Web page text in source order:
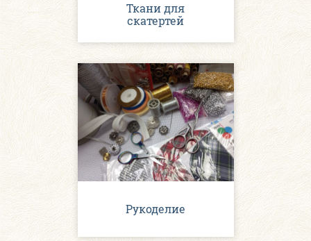
Ткани для
скатертей
Рукоделие